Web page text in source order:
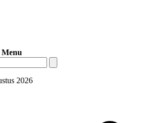
Menu
2026